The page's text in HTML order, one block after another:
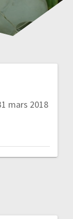
mars 2018